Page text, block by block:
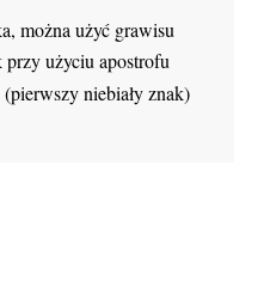
można użyć grawisu
przy użyciu apostrofu
niebiały znak)